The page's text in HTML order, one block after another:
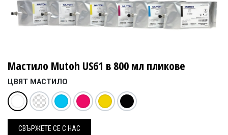
Мастило Mutoh US61 в 800 мл пликове
ЦВЯТ МАСТИЛО
СВЪРЖЕТ​Е СЕ С НАС